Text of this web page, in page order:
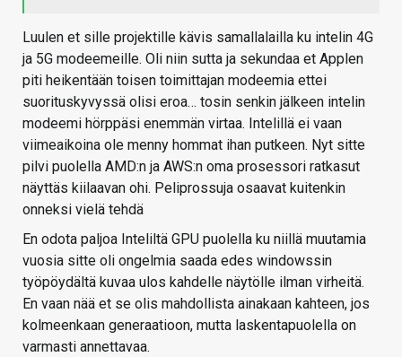
Luulen et sille projektille kävis samallalailla ku intelin 4G
ja 5G modeemeille. Oli niin sutta ja sekundaa et Applen
piti heikentään toisen toimittajan modeemia ettei
suorituskyvyssä olisi eroa… tosin senkin jälkeen intelin
modeemi hörppäsi enemmän virtaa. Intelillä ei vaan
viimeaikoina ole menny hommat ihan putkeen. Nyt sitte
pilvi puolella AMD:n ja AWS:n oma prosessori ratkasut
näyttäs kiilaavan ohi. Peliprossuja osaavat kuitenkin
onneksi vielä tehdä
En odota paljoa Inteliltä GPU puolella ku niillä muutamia
vuosia sitte oli ongelmia saada edes windowssin
työpöydältä kuvaa ulos kahdelle näytölle ilman virheitä.
En vaan nää et se olis mahdollista ainakaan kahteen, jos
kolmeenkaan generaatioon, mutta laskentapuolella on
varmasti annettavaa.